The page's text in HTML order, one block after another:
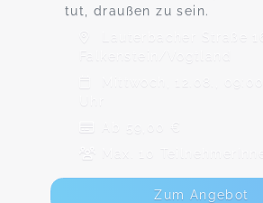
tut, draußen zu sein.
Lauterbacher Straße
Falkenstein/Vogtland
Mittwoch, 12.08.,
Ab 59,00 €
Max. 10
Zum Angebot